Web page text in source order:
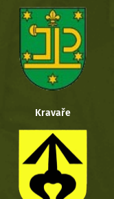
Kravaře